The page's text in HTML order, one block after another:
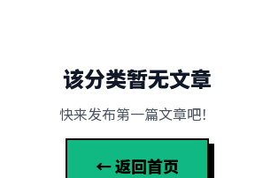
该分类暂无文章
快来发布第一篇文章吧！
← 返回首页